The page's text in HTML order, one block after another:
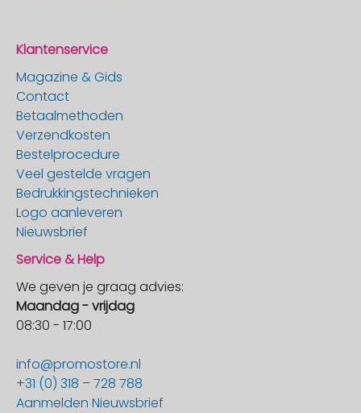
Klantenservice
Magazine & Gids
Contact
Betaalmethoden
Verzendkosten
Bestelprocedure
Veel gestelde vragen
Bedrukkingstechnieken
Logo aanleveren
Nieuwsbrief
Service & Help
We geven je graag advies:
Maandag - vrijdag
08:30 - 17:00
info@promostore.nl
+31 (0) 318 – 728 788
Aanmelden Nieuwsbrief